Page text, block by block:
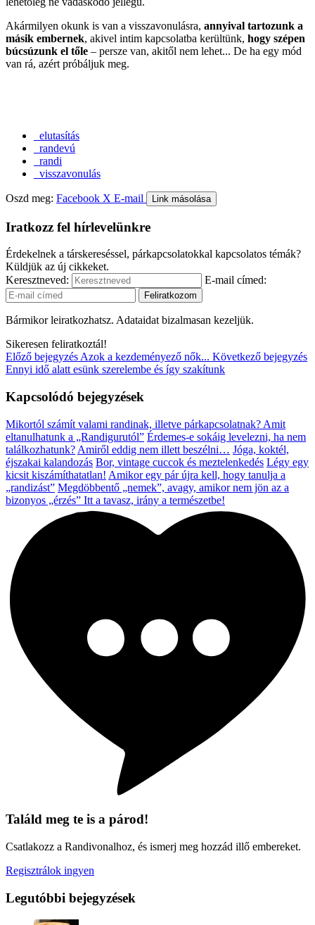
Akármilyen okunk is van a visszavonulásra, annyival tartozunk a
másik embernek, akivel intim kapcsolatba kerültünk, hogy szépen
búcsúzunk el tőle – persze van, akitől nem lehet... De ha egy mód
van rá, azért próbáljuk meg.
elutasítás
randevú
randi
visszavonulás
Oszd meg: Facebook X E-mail Link másolása
Iratkozz fel hírlevelünkre
Érdekelnek a társkereséssel, párkapcsolatokkal kapcsolatos témák?
Küldjük az új cikkeket.
Keresztneved:
E-mail címed:
Bármikor leiratkozhatsz. Adataidat bizalmasan kezeljük.
Sikeresen feliratkoztál!
Előző bejegyzés Azok a kezdeményező nők... Következő bejegyzés
Ennyi idő alatt esünk szerelembe és így szakítunk
Kapcsolódó bejegyzések
Mikortól számít valami randinak, illetve párkapcsolatnak? Amit
eltanulhatunk a „Randigurutól” Érdemes-e sokáig levelezni, ha nem
találkozhatunk? Amiről eddig nem illett beszélni… Jóga, koktél,
éjszakai kalandozás Bor, vintage cuccok és meztelenkedés Légy egy
kicsit kiszámíthatatlan! Amikor egy pár újra kell, hogy tanulja a
„randizást” Megdöbbentő „nemek”, avagy, amikor nem jön az a
bizonyos „érzés” Itt a tavasz, irány a természetbe!
Találd meg te is a párod!
Csatlakozz a Randivonalhoz, és ismerj meg hozzád illő embereket.
Regisztrálok ingyen
Legutóbbi bejegyzések